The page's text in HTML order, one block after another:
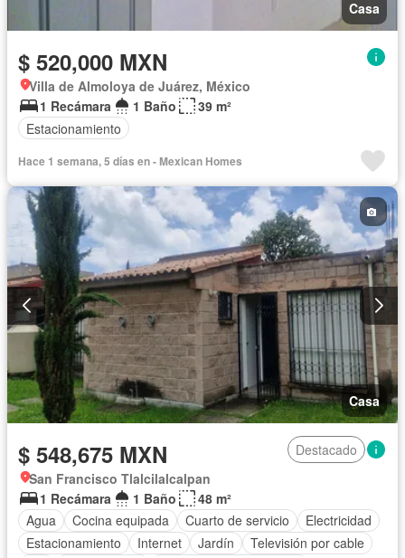
Casa
$ 520,000 MXN
Villa de Almoloya de Juárez, México
1 Recámara
1 Baño
39 m²
Estacionamiento
Hace 1 semana, 5 días en - Mexican Homes
Casa
$ 548,675 MXN
Destacado
San Francisco Tlalcilalcalpan
1 Recámara
1 Baño
48 m²
Agua
Cocina equipada Cuarto de servicio
Electricidad
Estacionamiento
Internet Jardín
Televisión por cable